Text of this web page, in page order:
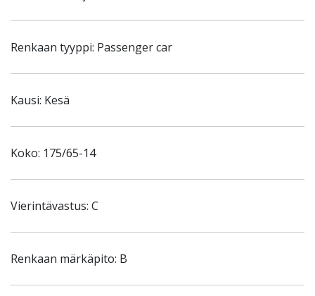
Renkaan tyyppi: Passenger car
Kausi: Kesä
Koko: 175/65-14
Vierintävastus: C
Renkaan märkäpito: B